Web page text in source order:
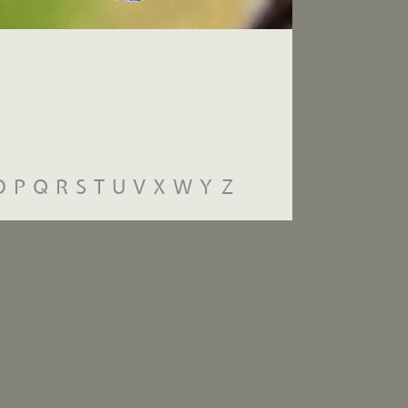
P Q R S T U V X W Y Z